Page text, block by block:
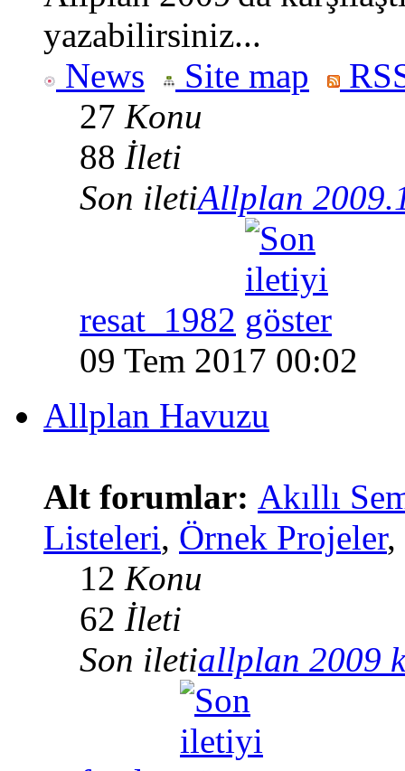
yazabilirsiniz...
News
Site map
27 Konu
88 İleti
Son iletiAllplan
resat_1982
09 Tem 2017 00:02
Allplan Havuzu
Alt forumlar: Akıllı
Listeleri, Örnek Projeler,
12 Konu
62 İleti
Son iletiallplan 2009